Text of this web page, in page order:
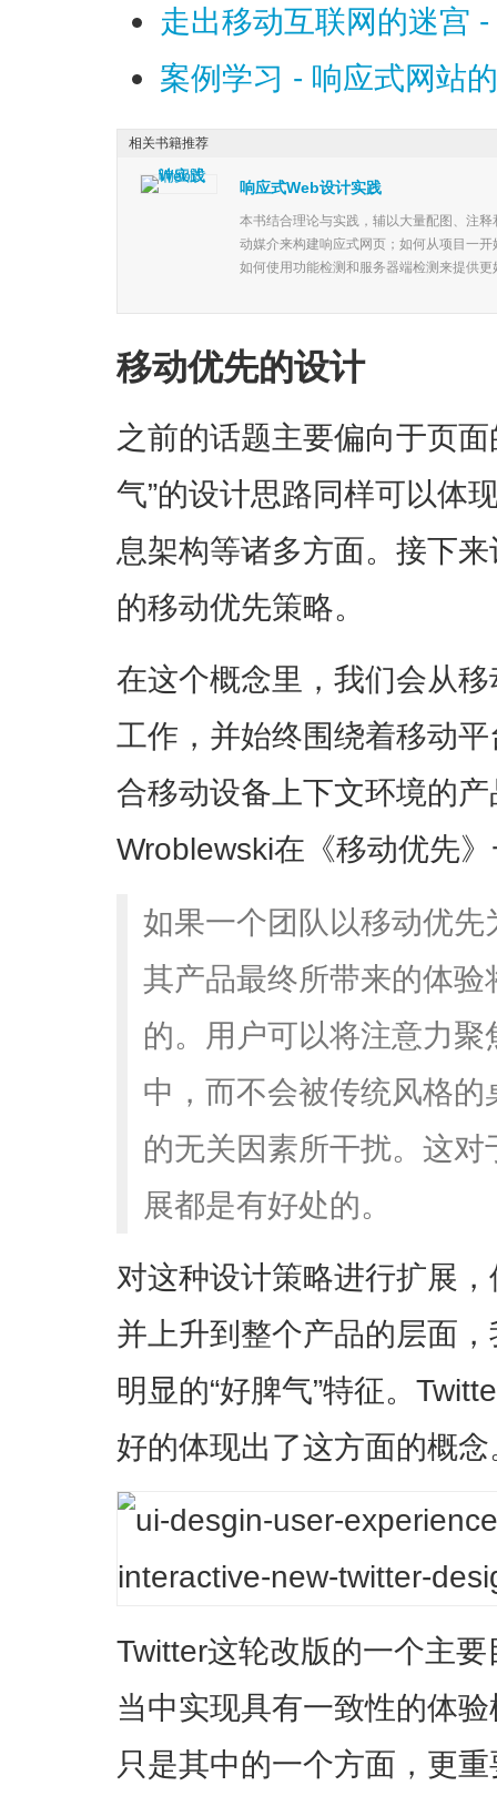
走出移动互联网的迷宫
案例学习 - 响应式网站
响应式Web设计实践
本书结合理论与实践，辅以大量配图、注
动媒介来构建响应式网页；如何从项目一
如何使用功能检测和服务器端检测来提供更
相关书籍推荐
移动优先的设计
之前的话题主要偏向于页
气”的设计思路同样可以体
息架构等诸多方面。接下
的移动优先策略。
在这个概念里，我们会从
工作，并始终围绕着移动
合移动设备上下文环境的
Wroblewski在《移动优先
如果一个团队以移动优
其产品最终所带来的体
的。用户可以将注意力
中，而不会被传统风格
的无关因素所干扰。这
展都是有好处的。
对这种设计策略进行扩展
并上升到整个产品的层面
明显的“好脾气”特征。
好的体现出了这方面的概念
Twitter这轮改版的一个主
当中实现具有一致性的体
只是其中的一个方面，更